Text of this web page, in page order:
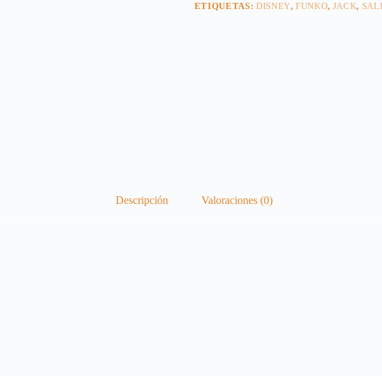
ETIQUETAS: DISNEY,FUNKO, JACK,
Descripción Valoraciones (0)